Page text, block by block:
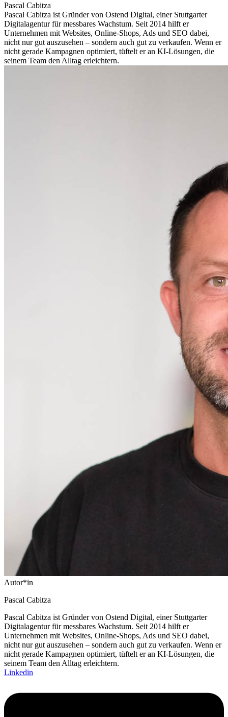
Pascal Cabitza
Pascal Cabitza ist Gründer von Ostend Digital, einer Stuttgarter
Digitalagentur für messbares Wachstum. Seit 2014 hilft er
Unternehmen mit Websites, Online-Shops, Ads und SEO dabei,
nicht nur gut auszusehen – sondern auch gut zu verkaufen. Wenn er
nicht gerade Kampagnen optimiert, tüftelt er an KI-Lösungen, die
seinem Team den Alltag erleichtern.
Autor*in
Pascal Cabitza
Pascal Cabitza ist Gründer von Ostend Digital, einer Stuttgarter
Digitalagentur für messbares Wachstum. Seit 2014 hilft er
Unternehmen mit Websites, Online-Shops, Ads und SEO dabei,
nicht nur gut auszusehen – sondern auch gut zu verkaufen. Wenn er
nicht gerade Kampagnen optimiert, tüftelt er an KI-Lösungen, die
seinem Team den Alltag erleichtern.
Linkedin